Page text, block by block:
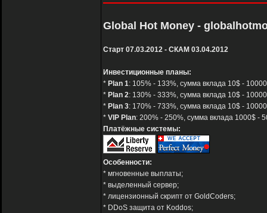
Global Hot Money -
Старт 07.03.2012 - СКАМ 03.04.2012
Инвестиционные планы:
* Plan 1: 105% - 133%, сумма вклада 10$ -
* Plan 2: 130% - 333%, сумма вклада 10$ -
* Plan 3: 170% - 733%, сумма вклада 10$ -
* VIP Plan: 200% - 250%, сумма вклада 1000$ -
Платёжные системы:
Особенности:
* мгновенные выплаты;
* выделенный сервер;
* лицензионный скрипт от GoldCoders;
* DDoS защита от Koddos;